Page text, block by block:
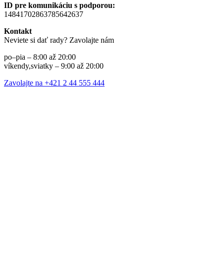
ID pre komunikáciu s podporou:
14841702863785642637
Kontakt
Neviete si dať rady? Zavolajte nám
po–pia – 8:00 až 20:00
víkendy,sviatky – 9:00 až 20:00
Zavolajte na +421 2 44 555 444